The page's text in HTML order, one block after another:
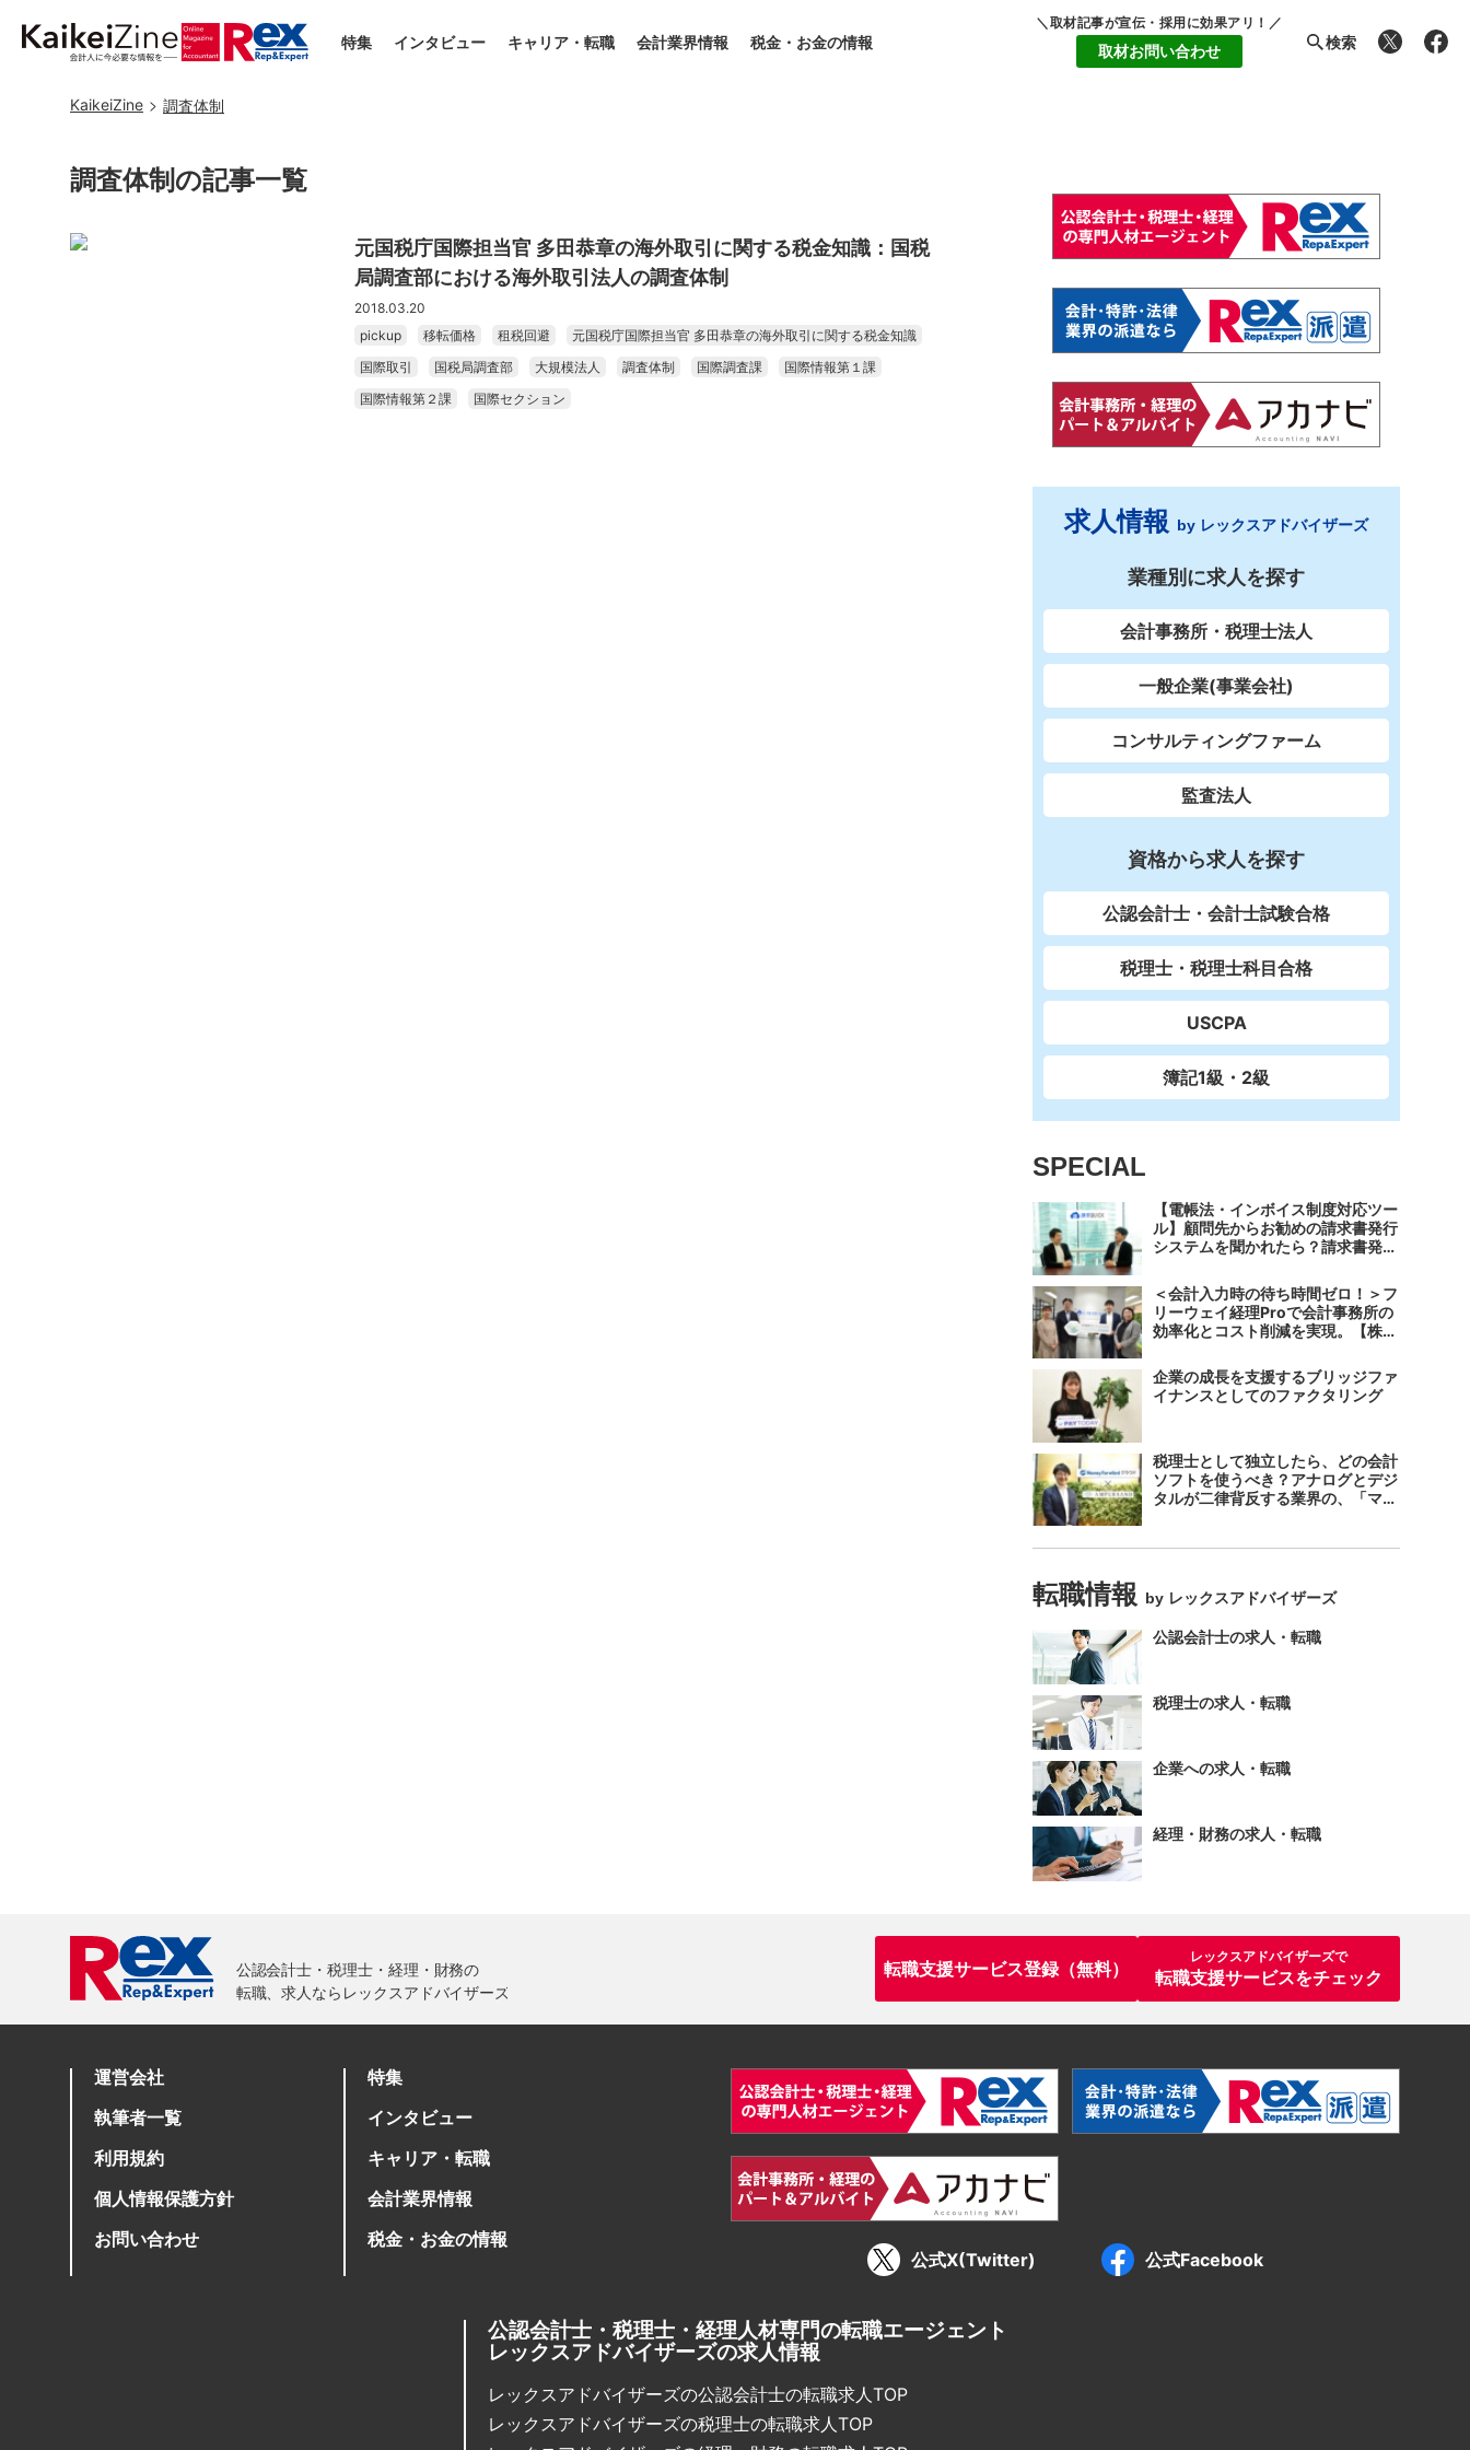
特集 インタビュー キャリア・転職 会計業界情報 税金・お金の情報
＼取材記事が宣伝・採用に効果アリ！／
取材お問い合わせ 検索
KaikeiZine 調査体制
調査体制の記事一覧
元国税庁国際担当官 多田恭章の海外取引に関する税金知識：国税
局調査部における海外取引法人の調査体制
2018.03.20
pickup
移転価格 租税回避
元国税庁国際担当官 多田恭章の海外取引に関する税金知識
国際取引
国税局調査部 大規模法人 調査体制 国際調査課
国際情報第１課
国際情報第２課
国際セクション
求人情報 by レックスアドバイザーズ
業種別に求人を探す
会計事務所・税理士法人
一般企業(事業会社)
コンサルティングファーム
監査法人
資格から求人を探す
公認会計士・会計士試験合格
税理士・税理士科目合格
USCPA
簿記1級・2級
SPECIAL
【電帳法・インボイス制度対応ツー
ル】顧問先からお勧めの請求書発行
システムを聞かれたら？請求書発行
つのシステムで完結する 「請求
QUICK」の魅力に迫る
＜会計入力時の待ち時間ゼロ！＞フ
リーウェイ経理Proで会計事務所の
効率化とコスト削減を実現。【株式
郷税理士法人（経理宅配便事業
部）】
企業の成長を支援するブリッジファ
イナンスとしてのファクタリング
税理士として独立したら、どの会計
ソフトを使うべき？アナログとデジ
タルが二律背反する業界の、「マネ
転職情報 by レックスアドバイザーズ
公認会計士の求人・転職
税理士の求人・転職
企業への求人・転職
経理・財務の求人・転職
転職支援サービス登録（無料）
レックスアドバイザーズで
転職支援サービスをチェック
運営会社
執筆者一覧
利用規約
個人情報保護方針
お問い合わせ
特集
インタビュー
キャリア・転職
会計業界情報
税金・お金の情報
公式X(Twitter)
公式Facebook
公認会計士・税理士・経理人材専門の転職エージェント
レックスアドバイザーズの求人情報
レックスアドバイザーズの公認会計士の転職求人TOP
レックスアドバイザーズの税理士の転職求人TOP